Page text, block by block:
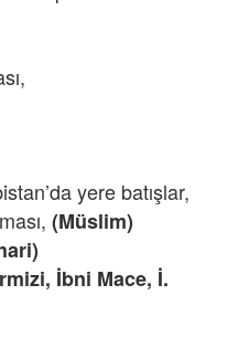
yere batışlar,
(Müslim)
İbni Mace, İ.